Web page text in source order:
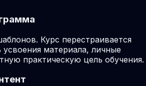
Курс перестраивается
материала, личные
практическую цель обучения.